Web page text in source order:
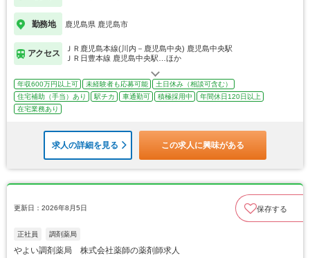
勤務地 鹿児島県 鹿児島市
アクセス
ＪＲ鹿児島本線(川内－鹿児島中央) 鹿児島中央駅
ＪＲ日豊本線 鹿児島中央駅…ほか
年収600万円以上可 未経験者も応募可能
土日休み（相談可含む）
住宅補助（手当）あり
駅チカ 車通勤可 積極採用中
年間休日120日以上
在宅業務あり
求人の詳細を見る この求人に興味がある
更新日：2026年8月5日 保存する
正社員 調剤薬局
やよい調剤薬局 株式会社薬師の薬剤師求人